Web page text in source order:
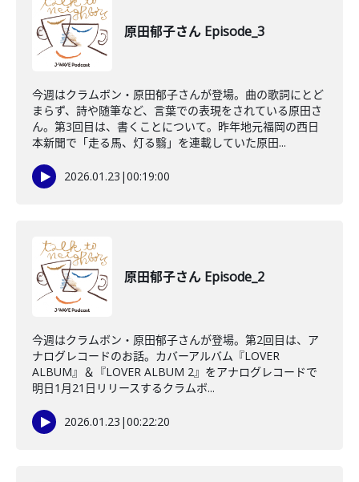
原田郁子さん Episode_3
今週はクラムボン・原田郁子さんが登場。曲の歌詞にとど
まらず、詩や随筆など、言葉での表現をされている原田さ
ん。第3回目は、書くことについて。昨年地元福岡の西日
本新聞で「走る馬、灯る翳」を連載していた原田...
2026.01.23 |00:19:00
原田郁子さん Episode_2
今週はクラムボン・原田郁子さんが登場。第2回目は、ア
ナログレコードのお話。カバーアルバム『LOVER
ALBUM』＆『LOVER ALBUM 2』をアナログレコードで
明日1月21日リリースするクラムボ...
2026.01.23 |00:22:20